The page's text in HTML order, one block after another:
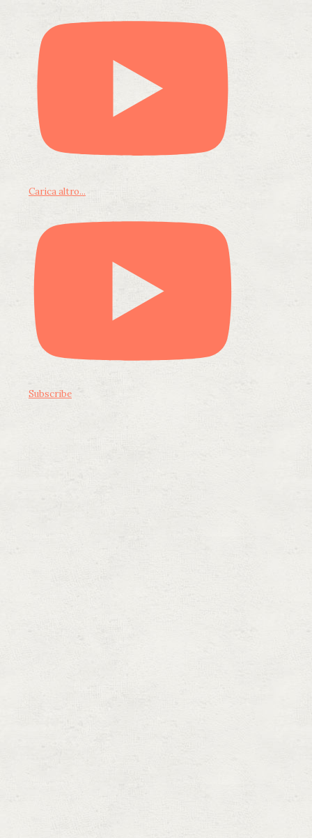
Carica altro...
Subscribe